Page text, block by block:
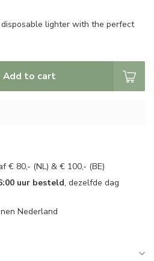
lighter with the perfect
Add to cart
€ 80,- (NL) & € 100,- (BE)
uur besteld, dezelfde dag
Nederland